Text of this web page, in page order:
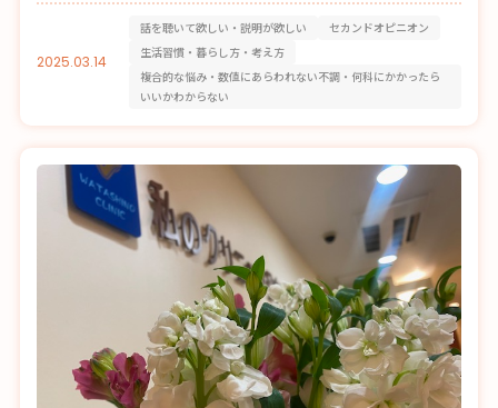
2025.03.14
話を聴いて欲しい・説明が欲しい
セカンドオピニオン
生活習慣・暮らし方・考え方
複合的な悩み・数値にあらわれない不調・何科にかかったら
いいかわからない